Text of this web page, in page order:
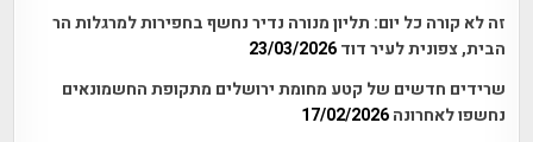
זה לא קורה כל יום: תליון מנורה נדיר נחשף בחפירות למרגלות הר
הבית, צפונית לעיר דוד 23/03/2026
שרידים חדשים של קטע מחומת ירושלים מתקופת החשמונאים
נחשפו לאחרונה 17/02/2026